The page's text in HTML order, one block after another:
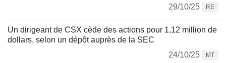
29/10/25
RE
Un dirigeant de CSX cède des actions pour 1,12 million de
dollars, selon un dépôt auprès de la SEC
24/10/25
MT